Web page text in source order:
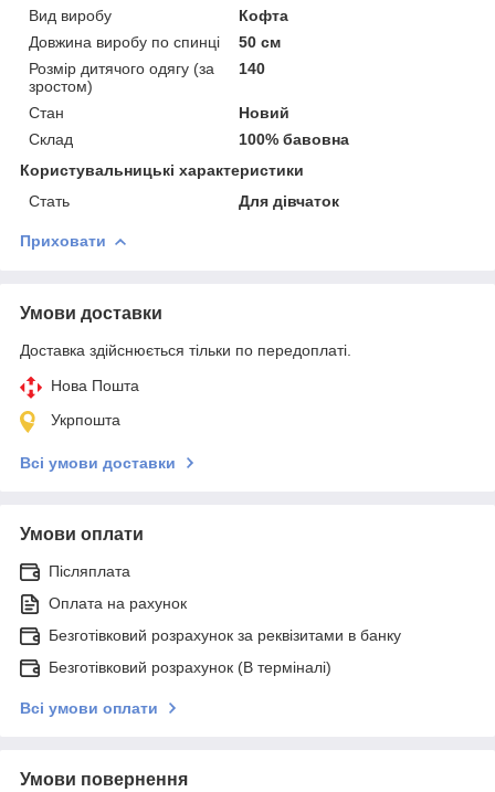
Вид виробу
Кофта
Довжина виробу по спинці
50 см
Розмір дитячого одягу (за
зростом)
140
Стан
Новий
Склад
100% бавовна
Користувальницькі характеристики
Стать
Для дівчаток
Приховати
Умови доставки
Доставка здійснюється тільки по передоплаті.
Нова Пошта
Укрпошта
Всі умови доставки
Умови оплати
Післяплата
Оплата на рахунок
Безготівковий розрахунок за реквізитами в банку
Безготівковий розрахунок (В терміналі)
Всі умови оплати
Умови повернення